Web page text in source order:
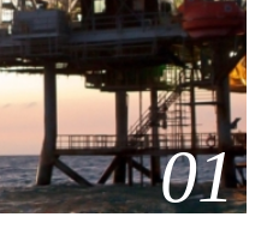
01